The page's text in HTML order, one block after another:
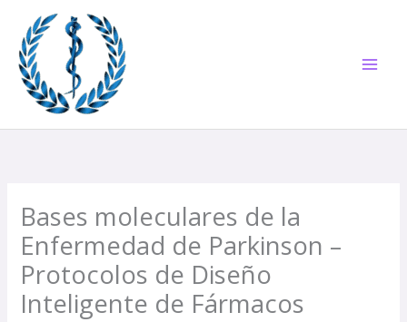
contenido
Bases moleculares de la
Enfermedad de Parkinson –
Protocolos de Diseño
Inteligente de Fármacos